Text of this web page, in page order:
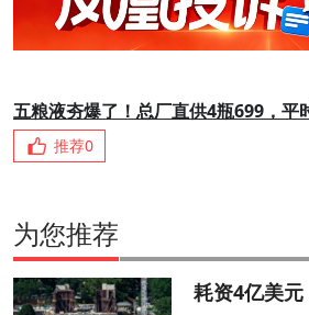
五粮液夯爆了！总厂直供4瓶699，平
推荐0
为您推荐
耗资4亿美